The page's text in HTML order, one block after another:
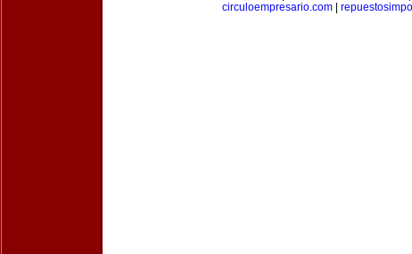
circuloempresario.com